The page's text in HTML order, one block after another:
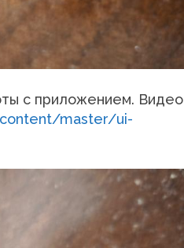
с приложением. Видео
master/ui-